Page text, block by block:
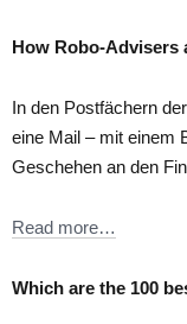
How Robo-Advisers
In den Postfächern der
eine Mail – mit einem
Geschehen an den
Read more…
Which are the 100